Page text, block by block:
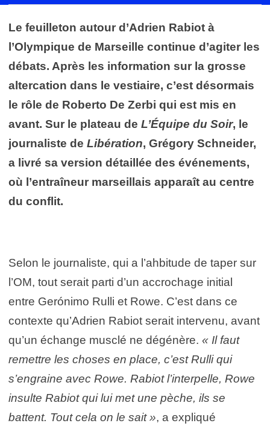
Le feuilleton autour d’Adrien Rabiot à
l’Olympique de Marseille continue d’agiter les
débats. Après les information sur la grosse
altercation dans le vestiaire, c’est désormais
le rôle de Roberto De Zerbi qui est mis en
avant. Sur le plateau de L’Équipe du Soir, le
journaliste de Libération, Grégory Schneider,
a livré sa version détaillée des événements,
où l’entraîneur marseillais apparaît au centre
du conflit.
Selon le journaliste, qui a l’ahbitude de taper sur
l’OM, tout serait parti d’un accrochage initial
entre Gerónimo Rulli et Rowe. C’est dans ce
contexte qu’Adrien Rabiot serait intervenu, avant
qu’un échange musclé ne dégénère. « Il faut
remettre les choses en place, c’est Rulli qui
s’engraine avec Rowe. Rabiot l’interpelle, Rowe
insulte Rabiot qui lui met une pèche, ils se
battent. Tout cela on le sait », a expliqué